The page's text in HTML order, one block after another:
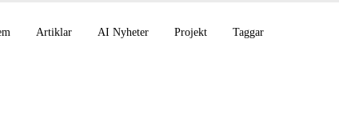
Artiklar AI Nyheter Projekt Taggar